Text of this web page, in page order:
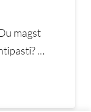
magst
…